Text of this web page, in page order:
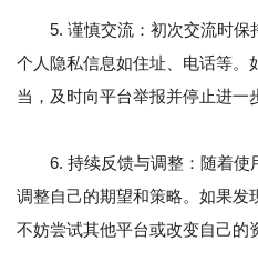
5. 谨慎交流：初次交流时保
个人隐私信息如住址、电话等。
当，及时向平台举报并停止进一
6. 持续反馈与调整：随着使
调整自己的期望和策略。如果发
不妨尝试其他平台或改变自己的